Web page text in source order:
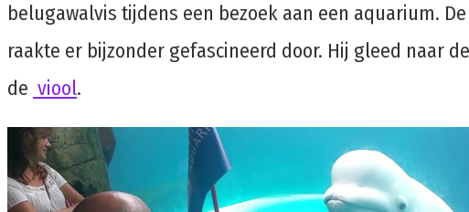
belugawalvis tijdens een bezoek aan een aquarium.
raakte er bijzonder gefascineerd door. Hij gleed naar
de viool.